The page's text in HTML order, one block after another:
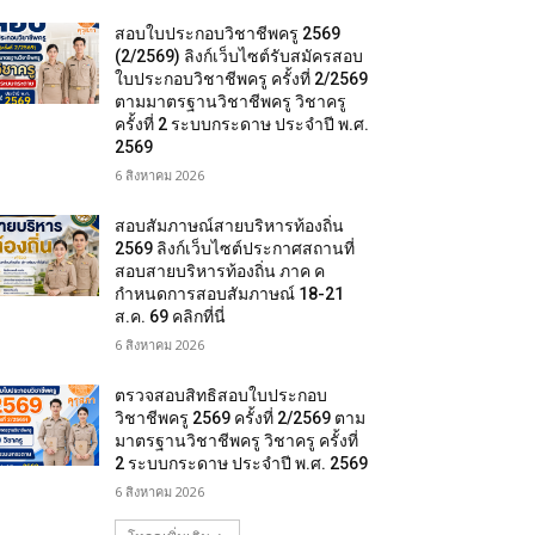
สอบใบประกอบวิชาชีพครู 2569
(2/2569) ลิงก์เว็บไซต์รับสมัครสอบ
ใบประกอบวิชาชีพครู ครั้งที่ 2/2569
ตามมาตรฐานวิชาชีพครู วิชาครู
ครั้งที่ 2 ระบบกระดาษ ประจำปี พ.ศ.
2569
6 สิงหาคม 2026
สอบสัมภาษณ์สายบริหารท้องถิ่น
2569 ลิงก์เว็บไซต์ประกาศสถานที่
สอบสายบริหารท้องถิ่น ภาค ค
กำหนดการสอบสัมภาษณ์ 18-21
ส.ค. 69 คลิกที่นี่
6 สิงหาคม 2026
ตรวจสอบสิทธิสอบใบประกอบ
วิชาชีพครู 2569 ครั้งที่ 2/2569 ตาม
มาตรฐานวิชาชีพครู วิชาครู ครั้งที่
2 ระบบกระดาษ ประจำปี พ.ศ. 2569
6 สิงหาคม 2026